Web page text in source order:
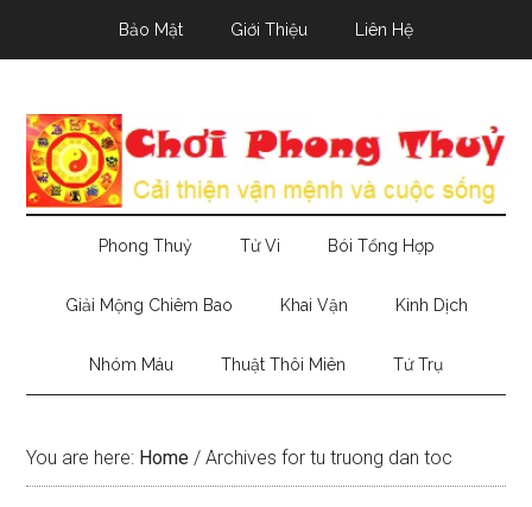
Bảo Mật Giới Thiệu Liên Hệ
Phong Thuỷ Tử Vi Bói Tổng Hợp
Giải Mộng Chiêm Bao Khai Vận Kinh Dịch
Nhóm Máu Thuật Thôi Miên Tứ Trụ
You are here: Home / Archives for tu truong dan toc